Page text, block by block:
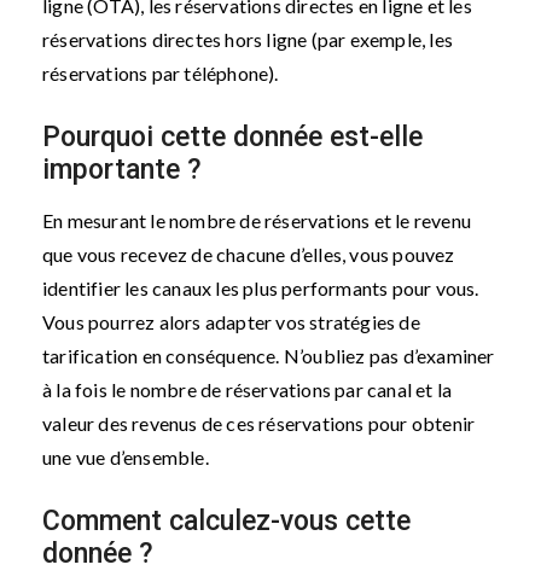
ligne (OTA), les réservations directes en ligne et les
réservations directes hors ligne (par exemple, les
réservations par téléphone).
Pourquoi cette donnée est-elle
importante ?
En mesurant le nombre de réservations et le revenu
que vous recevez de chacune d’elles, vous pouvez
identifier les canaux les plus performants pour vous.
Vous pourrez alors adapter vos stratégies de
tarification en conséquence. N’oubliez pas d’examiner
à la fois le nombre de réservations par canal et la
valeur des revenus de ces réservations pour obtenir
une vue d’ensemble.
Comment calculez-vous cette
donnée ?